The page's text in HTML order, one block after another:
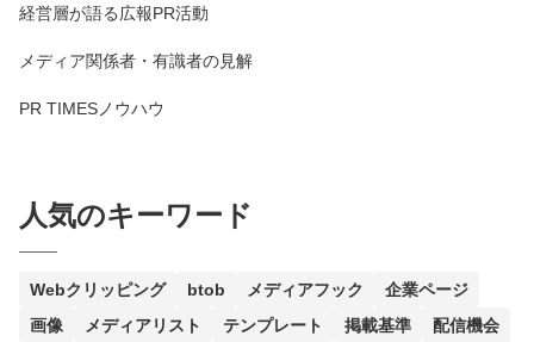
経営層が語る広報PR活動
メディア関係者・有識者の見解
PR TIMESノウハウ
人気のキーワード
Webクリッピング btob メディアフック
企業ページ
画像
メディアリスト テンプレート 掲載基準
配信機会